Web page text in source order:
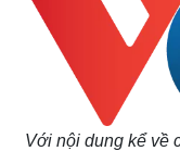
Với nội dung kể về